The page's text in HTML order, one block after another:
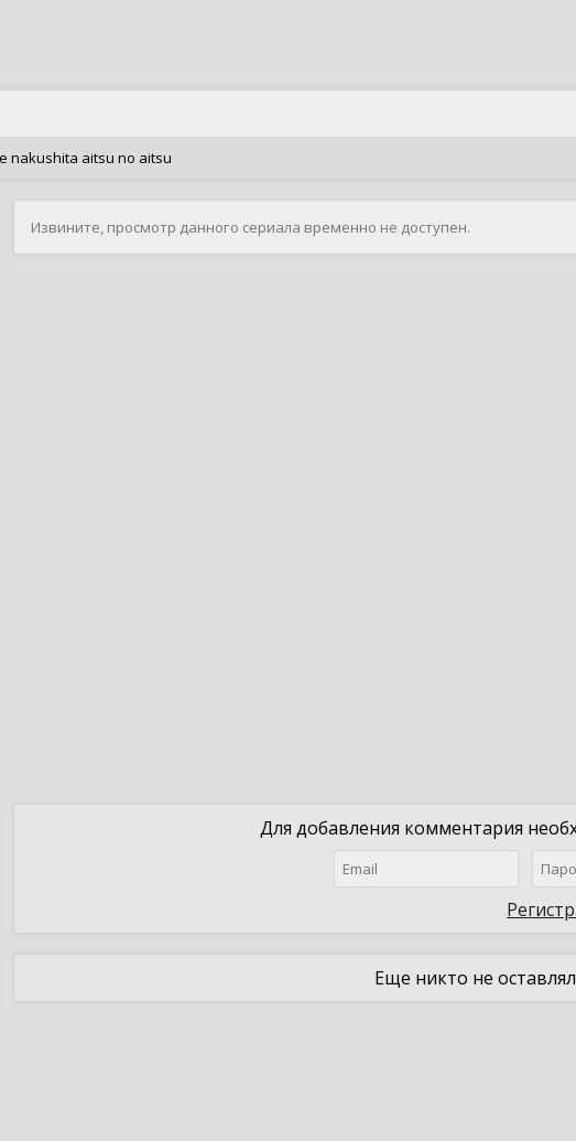
nakushita aitsu no aitsu
Извините, просмотр данного сериала временно не доступен.
Для добавления комментария
Еще никто не